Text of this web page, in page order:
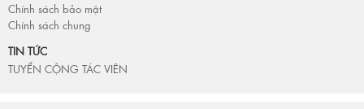
Chính sách bảo mật
Chính sách chung
TIN TỨC
TUYỂN CỘNG TÁC VIÊN